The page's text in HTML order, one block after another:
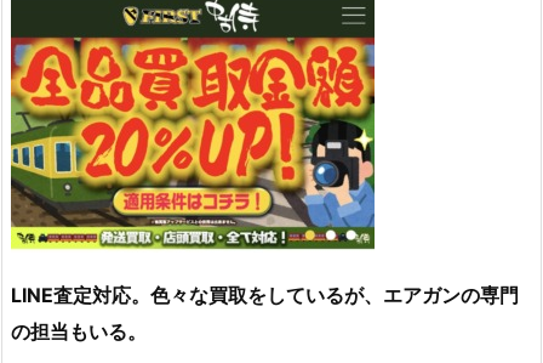
LINE査定対応。色々な買取をしているが、エアガンの専門
の担当もいる。